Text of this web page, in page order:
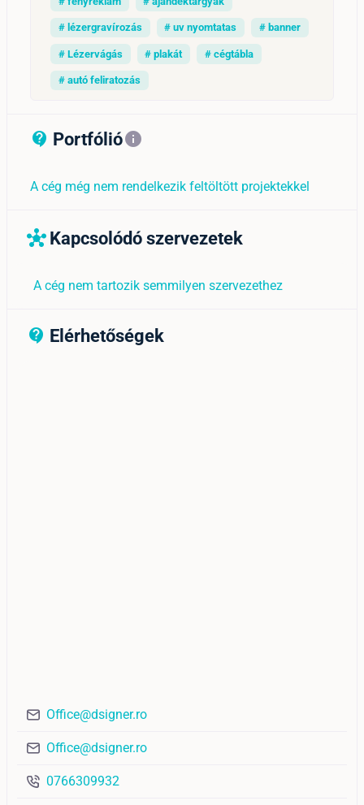
# lézergravírozás # uv nyomtatas # banner
# Lézervágás # plakát # cégtábla
# autó feliratozás
contact_support_outline
Portfólióinfo
A cég még nem rendelkezik feltöltött projektekkel
hub Kapcsolódó szervezetek
A cég nem tartozik semmilyen szervezethez
contact_support_outline
Elérhetőségek
Office@dsigner.ro
Office@dsigner.ro
0766309932